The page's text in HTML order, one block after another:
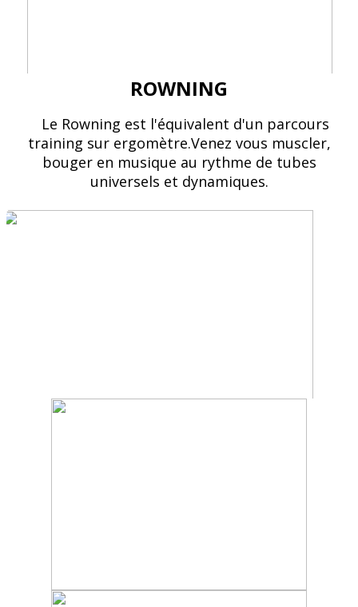
ROWNING
Le Rowning est l'équivalent d'un parcours
training sur ergomètre.Venez vous muscler,
bouger en musique au rythme de tubes
universels et dynamiques.